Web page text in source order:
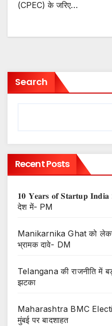
(CPEC) के जरिए…
Search
Recent Posts
𝟏𝟎 𝐘𝐞𝐚𝐫𝐬 𝐨𝐟 𝐒𝐭𝐚𝐫𝐭𝐮𝐩
देश में- PM
Manikarnika Ghat को
भ्रामक दावे- DM
Telangana की राजनीति में
झटका
Maharashtra BMC
मुंबई पर बादशाहत